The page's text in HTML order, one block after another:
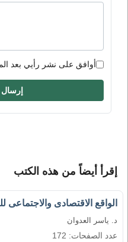
أوافق على نشر رأيي بعد
إرسال
إقرأ أيضاً من هذه الكتب
الواقع الاقتصادى والاجتماعى
د. ياسر العدوان
عدد الصفحات: 172